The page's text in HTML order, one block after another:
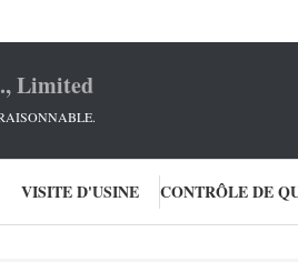
Limited
VISITE D'USINE